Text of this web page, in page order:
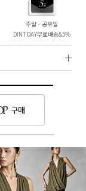
주말ㆍ공휴일
DINT DAY무료배송&5%